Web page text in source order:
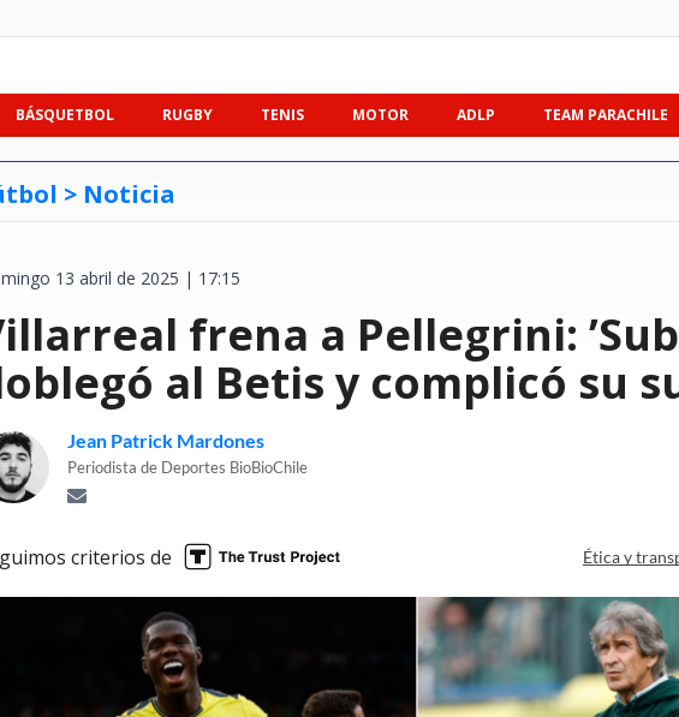
BÁSQUETBOL RUGBY TENIS MOTOR ADLP TEAM PARACHILE
> Noticia
13 abril de 2025 | 17:15
frena a Pellegrini:
al Betis y complicó su
Jean Patrick Mardones
Periodista de Deportes BioBioChile
criterios de Ética y